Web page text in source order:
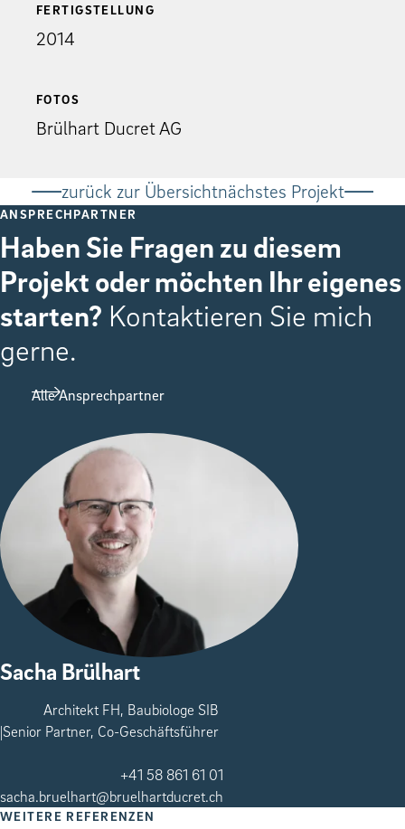
FERTIGSTELLUNG
2014
FOTOS
Brülhart Ducret AG
zurück zur Übersichtnächstes Projekt
ANSPRECHPARTNER
Haben Sie Fragen zu diesem
Projekt oder möchten Ihr eigenes
starten? Kontaktieren Sie mich
gerne.
Alle Ansprechpartner
Sacha Brülhart
Architekt FH, Baubiologe SIB
Senior Partner, Co-Geschäftsführer
+41 58 861 61 01
sacha.bruelhart@bruelhartducret.ch
WEITERE REFERENZEN